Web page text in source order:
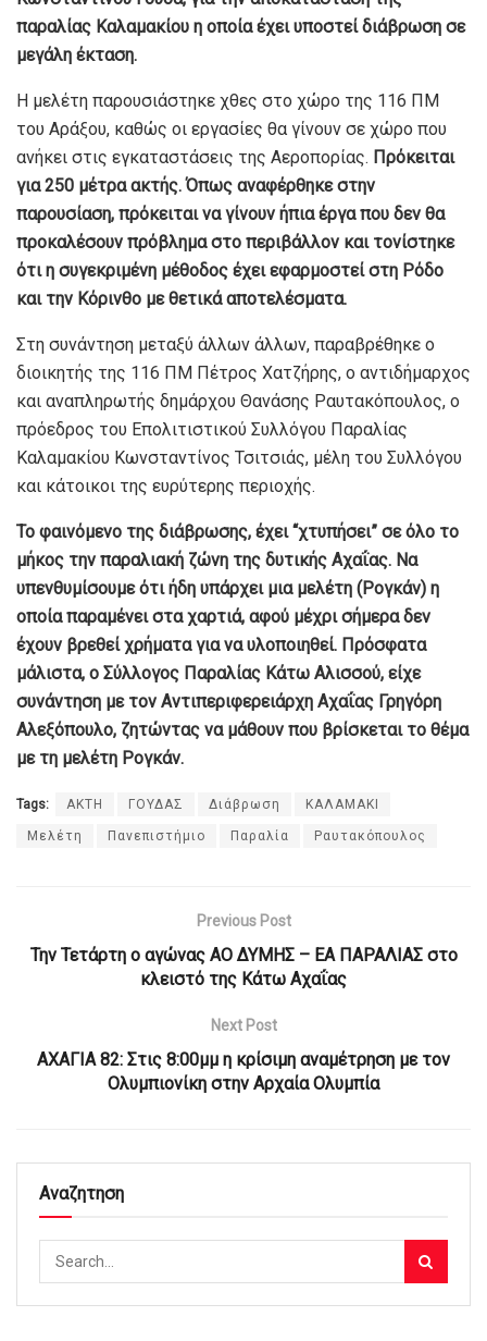
παραλίας Καλαμακίου η οποία έχει υποστεί διάβρωση σε
μεγάλη έκταση.
Η μελέτη παρουσιάστηκε χθες στο χώρο της 116 ΠΜ
του Αράξου, καθώς οι εργασίες θα γίνουν σε χώρο που
ανήκει στις εγκαταστάσεις της Αεροπορίας. Πρόκειται
για 250 μέτρα ακτής. Όπως αναφέρθηκε στην
παρουσίαση, πρόκειται να γίνουν ήπια έργα που δεν θα
προκαλέσουν πρόβλημα στο περιβάλλον και τονίστηκε
ότι η συγεκριμένη μέθοδος έχει εφαρμοστεί στη Ρόδο
και την Κόρινθο με θετικά αποτελέσματα.
Στη συνάντηση μεταξύ άλλων άλλων, παραβρέθηκε ο
διοικητής της 116 ΠΜ Πέτρος Χατζήρης, ο αντιδήμαρχος
και αναπληρωτής δημάρχου Θανάσης Ραυτακόπουλος, ο
πρόεδρος του Επολιτιστικού Συλλόγου Παραλίας
Καλαμακίου Κωνσταντίνος Τσιτσιάς, μέλη του Συλλόγου
και κάτοικοι της ευρύτερης περιοχής.
Το φαινόμενο της διάβρωσης, έχει “χτυπήσει” σε όλο το
μήκος την παραλιακή ζώνη της δυτικής Αχαΐας. Να
υπενθυμίσουμε ότι ήδη υπάρχει μια μελέτη (Ρογκάν) η
οποία παραμένει στα χαρτιά, αφού μέχρι σήμερα δεν
έχουν βρεθεί χρήματα για να υλοποιηθεί. Πρόσφατα
μάλιστα, ο Σύλλογος Παραλίας Κάτω Αλισσού, είχε
συνάντηση με τον Αντιπεριφερειάρχη Αχαΐας Γρηγόρη
Αλεξόπουλο, ζητώντας να μάθουν που βρίσκεται το θέμα
με τη μελέτη Ρογκάν.
Tags: ΑΚΤΗ ΓΟΥΔΑΣ Διάβρωση ΚΑΛΑΜΑΚΙ
Μελέτη Πανεπιστήμιο Παραλία Ραυτακόπουλος
Previous Post
Την Τετάρτη ο αγώνας ΑΟ ΔΥΜΗΣ – ΕΑ ΠΑΡΑΛΙΑΣ στο
κλειστό της Κάτω Αχαΐας
Next Post
ΑΧΑΓΙΑ 82: Στις 8:00μμ η κρίσιμη αναμέτρηση με τον
Ολυμπιονίκη στην Αρχαία Ολυμπία
Αναζητηση